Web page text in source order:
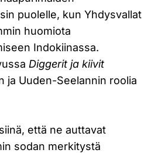
puolelle, kun Yhdysvallat
huomiota
Indokiinassa.
Diggerit ja kiivit
ja Uuden-Seelannin roolia
että ne auttavat
sodan merkitystä